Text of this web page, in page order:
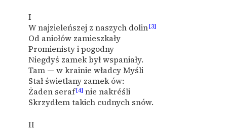
I
W najzieleńszej z naszych dolin[3]
Od aniołów zamieszkały
Promienisty i pogodny
Niegdyś zamek był wspaniały.
Tam — w krainie władcy Myśli
Stał świetlany zamek ów:
Żaden seraf[4] nie nakréśli
Skrzydłem takich cudnych snów.
II